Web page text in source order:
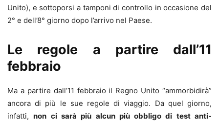
Unito), e sottoporsi a tamponi di controllo in occasione del
2° e dell’8° giorno dopo l’arrivo nel Paese.
Le regole a partire dall’11
febbraio
Ma a partire dall’11 febbraio il Regno Unito “ammorbidirà”
ancora di più le sue regole di viaggio. Da quel giorno,
infatti,non ci sarà più alcun più obbligo di test anti-